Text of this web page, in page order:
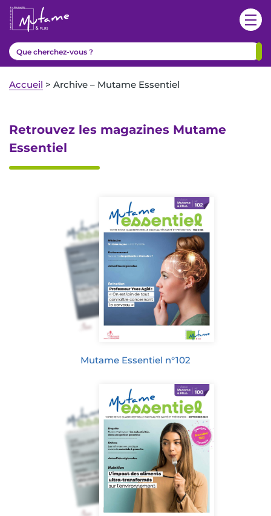
Accueil > Archive – Mutame Essentiel
Retrouvez les magazines Mutame
Essentiel
Mutame Essentiel n°102